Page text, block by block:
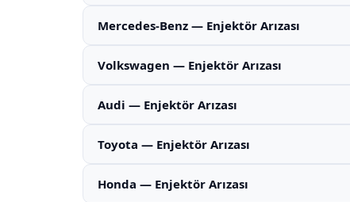
Mercedes-Benz — Enjektör Arızası
Volkswagen — Enjektör Arızası
Audi — Enjektör Arızası
Toyota — Enjektör Arızası
Honda — Enjektör Arızası